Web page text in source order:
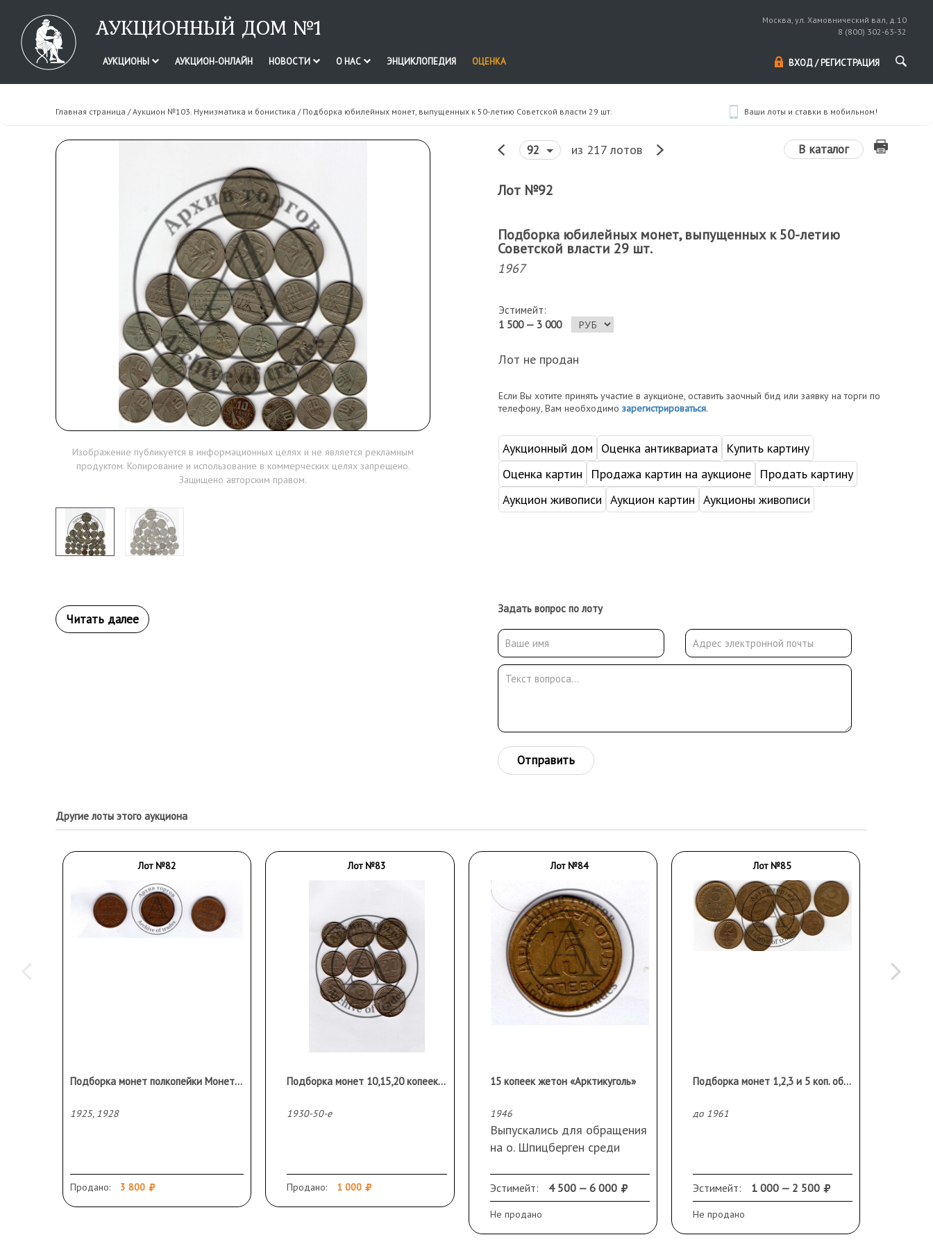
АУКЦИОННЫЙ ДОМ №1
Москва, ул. Хамовнический вал, д.10
8 (800) 302-63-32
АУКЦИОНЫ АУКЦИОН-ОНЛАЙН НОВОСТИ О НАС ЭНЦИКЛОПЕДИЯ ОЦЕНКА ВХОД / РЕГИСТРАЦИЯ
Главная страница /Аукцион №103. Нумизматика и бонистика / Подборка юбилейных монет, выпущенных к 50-летию Советской власти 29 шт. Ваши лоты и ставки в мобильном!
Изображение публикуется в информационных целях и не является рекламным
продуктом. Копирование и использование в коммерческих целях запрещено.
Защищено авторским правом.
92 из 217 лотов В каталог
Лот №92
Подборка юбилейных монет, выпущенных к 50-летию
Советской власти 29 шт.
1967
Эстимейт:
1 500 — 3 000
Лот не продан
Если Вы хотите принять участие в аукционе, оставить заочный бид или заявку на торги по
телефону, Вам необходимо зарегистрироваться.
Аукционный дом Оценка антиквариата
Купить картину
Оценка картин
Продажа картин на аукционе
Продать картину
Аукцион живописи Аукцион картин Аукционы живописи
Задать вопрос по лоту
Отправить
Другие лоты этого аукциона
Лот №82
Подборка монет полкопейки Монета 1928 г. нечастая!
1925, 1928
Продано: 3 800
Лот №83
Подборка монет 10,15,20 копеек 9 шт.
1930-50-е
Продано: 1 000
Лот №84
15 копеек жетон «Арктикуголь»
1946
Выпускались для обращения
на о. Шпицберген среди
Эстимейт: 4 500 — 6 000
Не продано
Лот №85
Подборка монет 1,2,3 и 5 коп. образца до 1961 г. 8 шт. 2 копейки 1957 в штемпельной сохранности!
до 1961
Эстимейт: 1 000 — 2 500
Не продано